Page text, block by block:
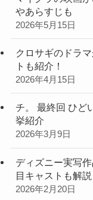
やあらすじも
2026年5月15日
クロサギのドラ
トも紹介！
2026年4月15日
チ。 最終回 ひど
挙紹介
2026年3月9日
ディズニー実写
目キャストも解説
2026年2月20日